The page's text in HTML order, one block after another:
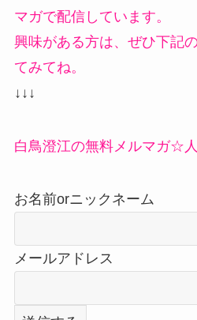
マガで配信しています。
興味がある方は、ぜひ下記
てみてね。
↓↓↓
白鳥澄江の無料メルマガ☆
お名前orニックネーム
メールアドレス